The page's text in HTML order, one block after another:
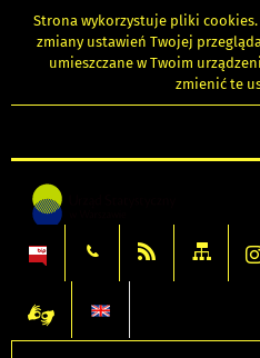
Strona wykorzystuje pliki cookies
zmiany ustawień Twojej
umieszczane w Twoim
zmienić te